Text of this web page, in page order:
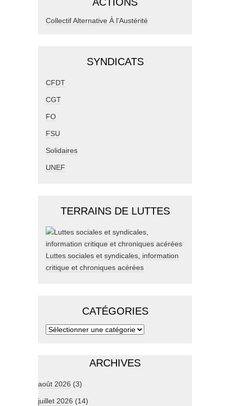
Collectif Alternative À l'Austérité
SYNDICATS
CFDT
CGT
FO
FSU
Solidaires
UNEF
TERRAINS DE LUTTES
Luttes sociales et syndicales, information
critique et chroniques acérées
CATÉGORIES
ARCHIVES
août 2026 (3)
juillet 2026 (14)